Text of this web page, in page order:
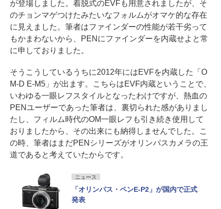
が登場しました。着脱式のEVFも用意されましたが、そ
のチョンマゲつけたみたいなフォルムがオマケ的な存在
に見えました。筆者はファインダーの性能が若干劣って
もかまわないから、PENにファインダーを内蔵せよと常
に申しておりました。
そうこうしているうちに2012年にはEVFを内蔵した「O
M-D E-M5」が出ます。こちらはEVF内蔵ということで、
いわゆる一眼レフスタイルとなったわけですが、熱血の
PENユーザーであった筆者は、裏切られた感がありまし
たし、フィルム時代のOM一眼レフも引き続き使用して
おりましたから、その出来にも納得しませんでした。こ
の時、筆者はまだPENシリーズがオリンパスカメラの王
道であると考えていたからです。
ニュース
「オリンパス・ペンE-P2」が国内で正式
発表